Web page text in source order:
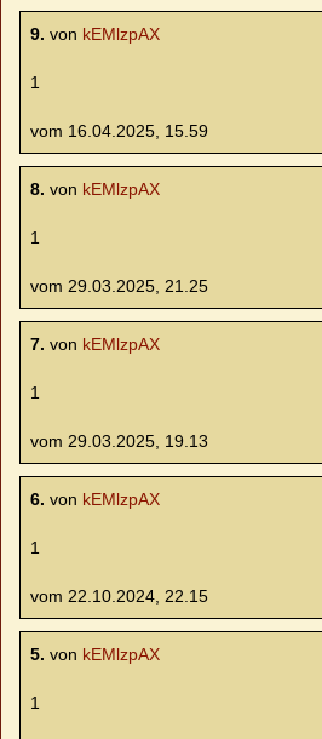
9. von kEMlzpAX
1
vom 16.04.2025, 15.59
8. von kEMlzpAX
1
vom 29.03.2025, 21.25
7. von kEMlzpAX
1
vom 29.03.2025, 19.13
6. von kEMlzpAX
1
vom 22.10.2024, 22.15
5. von kEMlzpAX
1